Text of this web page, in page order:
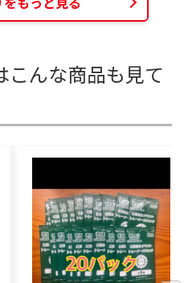
こんな商品も見て